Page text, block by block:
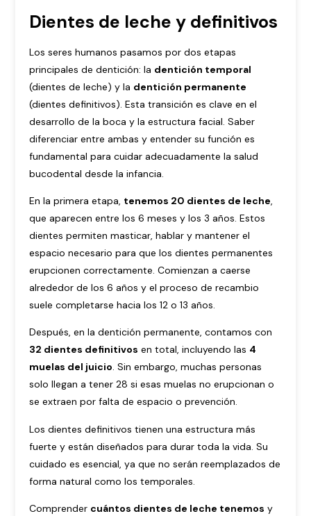
Dientes de leche y definitivos
Los seres humanos pasamos por dos etapas
principales de dentición: la dentición temporal
(dientes de leche) y la dentición permanente
(dientes definitivos). Esta transición es clave en el
desarrollo de la boca y la estructura facial. Saber
diferenciar entre ambas y entender su función es
fundamental para cuidar adecuadamente la salud
bucodental desde la infancia.
En la primera etapa, tenemos 20 dientes de leche,
que aparecen entre los 6 meses y los 3 años. Estos
dientes permiten masticar, hablar y mantener el
espacio necesario para que los dientes permanentes
erupcionen correctamente. Comienzan a caerse
alrededor de los 6 años y el proceso de recambio
suele completarse hacia los 12 o 13 años.
Después, en la dentición permanente, contamos con
32 dientes definitivos en total, incluyendo las 4
muelas del juicio. Sin embargo, muchas personas
solo llegan a tener 28 si esas muelas no erupcionan o
se extraen por falta de espacio o prevención.
Los dientes definitivos tienen una estructura más
fuerte y están diseñados para durar toda la vida. Su
cuidado es esencial, ya que no serán reemplazados de
forma natural como los temporales.
Comprender cuántos dientes de leche tenemos y